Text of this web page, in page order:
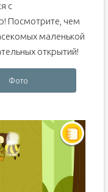
с
Посмотрите, чем
маленькой
открытий!
Фото